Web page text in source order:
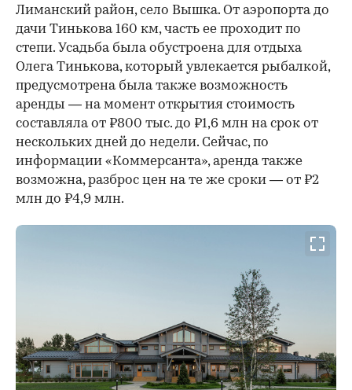
Лиманский район, село Вышка. От аэропорта до
дачи Тинькова 160 км, часть ее проходит по
степи. Усадьба была обустроена для отдыха
Олега Тинькова, который увлекается рыбалкой,
предусмотрена была также возможность
аренды — на момент открытия стоимость
составляла от ₽800 тыс. до ₽1,6 млн на срок от
нескольких дней до недели. Сейчас, по
информации «Коммерсанта», аренда также
возможна, разброс цен на те же сроки — от ₽2
млн до ₽4,9 млн.